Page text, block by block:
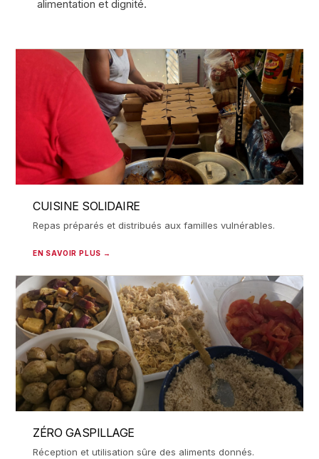
alimentation et dignité.
CUISINE SOLIDAIRE
Repas préparés et distribués aux familles vulnérables.
EN SAVOIR PLUS →
ZÉRO GASPILLAGE
Réception et utilisation sûre des aliments donnés.